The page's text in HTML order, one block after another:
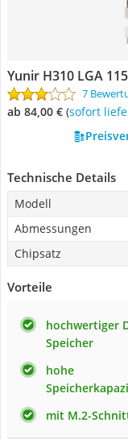
Yunir H310 LGA
7
ab 84,00 € ( Sofort
Technische Details
Modell
Abmessungen
Chipsatz
Vorteile
hochwertiger
Speicher
hohe
mit M.2-